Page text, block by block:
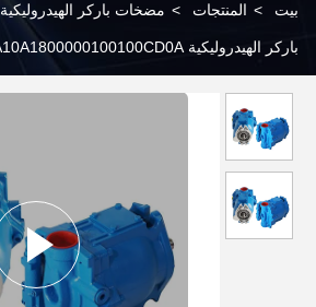
بيت > المنتجات > مضخات باركر الهيدروليكية